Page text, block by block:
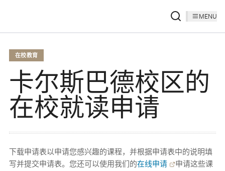
MENU
在校教育
卡尔斯巴德校区的
在校就读申请
下载申请表以申请您感兴趣的课程，并根据申请表中的说明填
写并提交申请表。您还可以使用我们的在线申请
申请这些课